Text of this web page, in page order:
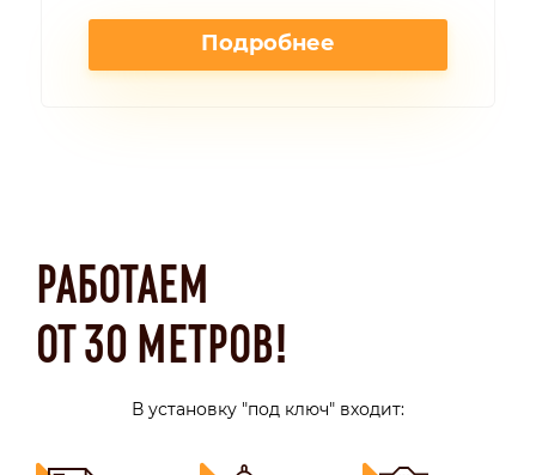
Подробнее
РАБОТАЕМ
ОТ 30 МЕТРОВ!
В установку "под ключ" входит: